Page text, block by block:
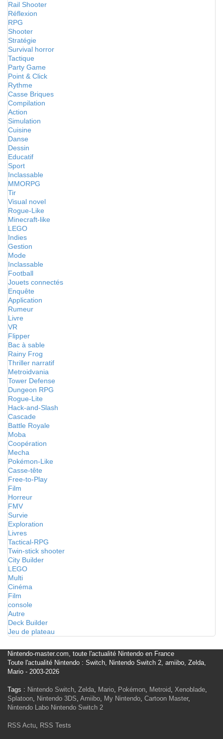
Rail Shooter
Réflexion
RPG
Shooter
Stratégie
Survival horror
Tactique
Party Game
Point & Click
Rythme
Casse Briques
Compilation
Action
Simulation
Cuisine
Danse
Dessin
Educatif
Sport
Inclassable
MMORPG
Tir
Visual novel
Rogue-Like
Minecraft-like
LEGO
Indies
Gestion
Mode
Inclassable
Football
Jouets connectés
Enquête
Application
Rumeur
Livre
VR
Flipper
Bac à sable
Rainy Frog
Thriller narratif
Metroidvania
Tower Defense
Dungeon RPG
Rogue-Lite
Hack-and-Slash
Cascade
Battle Royale
Moba
Coopération
Mecha
Pokémon-Like
Casse-tête
Free-to-Play
Film
Horreur
FMV
Survie
Exploration
Livres
Tactical-RPG
Twin-stick shooter
City Builder
LEGO
Multi
Cinéma
Film
console
Autre
Deck Builder
Jeu de plateau
Nintendo-master.com, toute l'actualité Nintendo en France
Toute l'actualité Nintendo : Switch, Nintendo Switch 2, amiibo, Zelda,
Mario - 2003-2026
Tags : Nintendo Switch, Zelda, Mario, Pokémon, Metroid, Xenoblade,
Splatoon, Nintendo 3DS, Amiibo, My Nintendo, Cartoon Master,
Nintendo Labo Nintendo Switch 2
RSS Actu, RSS Tests